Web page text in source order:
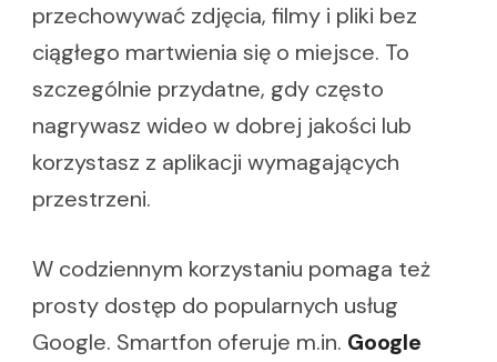
przechowywać zdjęcia, filmy i pliki bez
ciągłego martwienia się o miejsce. To
szczególnie przydatne, gdy często
nagrywasz wideo w dobrej jakości lub
korzystasz z aplikacji wymagających
przestrzeni.
W codziennym korzystaniu pomaga też
prosty dostęp do popularnych usług
Google. Smartfon oferuje m.in. Google